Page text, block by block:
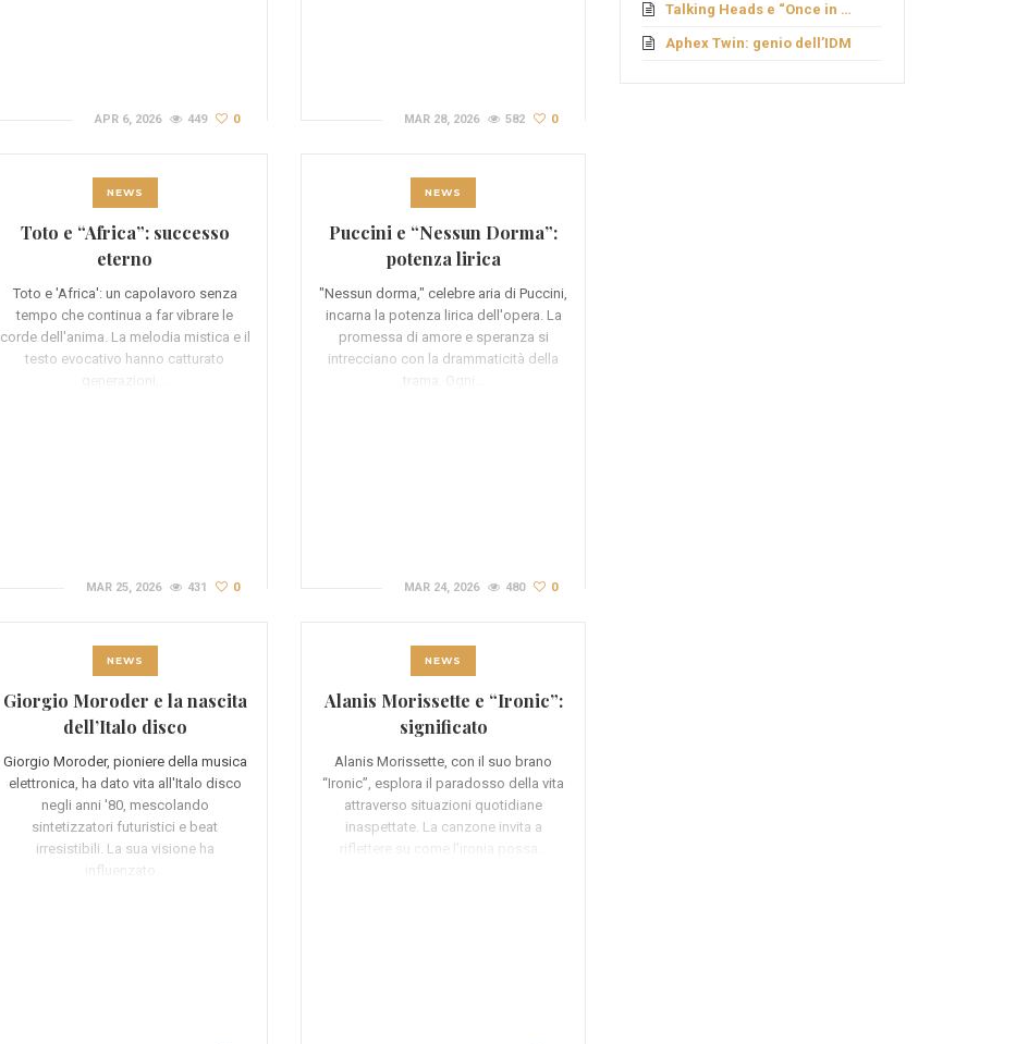
APR 6, 2026 449 0 MAR 28, 2026 582 0
NEWS
Toto e “Africa”: successo
eterno
Toto e 'Africa': un capolavoro senza
tempo che continua a far vibrare le
corde dell'anima. La melodia mistica e il
testo evocativo hanno catturato
MAR 25, 2026 431 0
NEWS
Puccini e “Nessun Dorma”:
potenza lirica
"Nessun dorma," celebre aria di Puccini,
incarna la potenza lirica dell'opera. La
promessa di amore e speranza si
intrecciano con la drammaticità della
trama. Ogni…
MAR 24, 2026 480 0
NEWS
Giorgio Moroder e la nascita
dell’Italo disco
Giorgio Moroder, pioniere della musica
elettronica, ha dato vita all'Italo disco
negli anni '80, mescolando
sintetizzatori futuristici e beat
irresistibili. La sua visione ha
influenzato…
NEWS
Alanis Morissette e “Ironic”:
significato
Alanis Morissette, con il suo brano
“Ironic”, esplora il paradosso della vita
attraverso situazioni quotidiane
inaspettate. La canzone invita a
riflettere su come l'ironia possa…
Talking Heads e “Once in a Lifetime”
Aphex Twin: genio dell’IDM